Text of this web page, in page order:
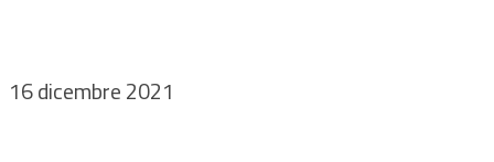
Progetti
16 dicembre 2021